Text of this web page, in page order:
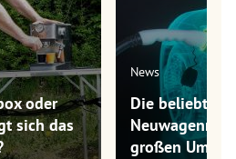
oder
sich das
News
Die
großen